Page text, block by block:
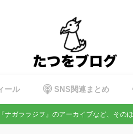
ール SNS関連まとめ
ガララジヲ』のアーカイブなど、その